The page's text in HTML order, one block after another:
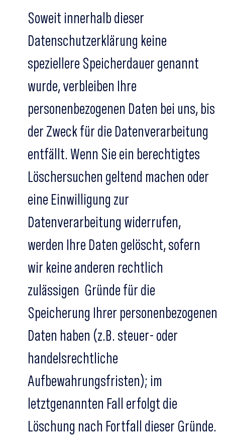
Soweit innerhalb dieser
Datenschutzerklärung keine
speziellere Speicherdauer genannt
wurde, verbleiben Ihre
personenbezogenen Daten bei uns, bis
der Zweck für die Datenverarbeitung
entfällt. Wenn Sie ein berechtigtes
Löschersuchen geltend machen oder
eine Einwilligung zur
Datenverarbeitung widerrufen,
werden Ihre Daten gelöscht, sofern
wir keine anderen rechtlich
zulässigen Gründe für die
Speicherung Ihrer personenbezogenen
Daten haben (z.B. steuer- oder
handelsrechtliche
Aufbewahrungsfristen); im
letztgenannten Fall erfolgt die
Löschung nach Fortfall dieser Gründe.